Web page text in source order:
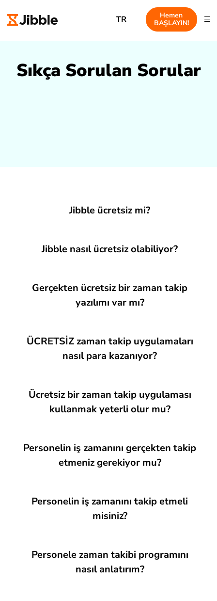
TR
Hemen
BAŞLAYIN!
Sıkça Sorulan Sorular
Jibble ücretsiz mi?
Jibble nasıl ücretsiz olabiliyor?
Gerçekten ücretsiz bir zaman takip
yazılımı var mı?
ÜCRETSİZ zaman takip uygulamaları
nasıl para kazanıyor?
Ücretsiz bir zaman takip uygulaması
kullanmak yeterli olur mu?
Personelin iş zamanını gerçekten takip
etmeniz gerekiyor mu?
Personelin iş zamanını takip etmeli
misiniz?
Personele zaman takibi programını
nasıl anlatırım?